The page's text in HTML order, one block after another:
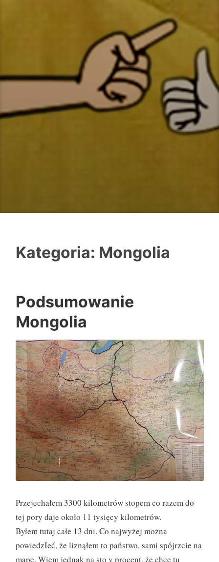
Kategoria: Mongolia
Podsumowanie
Mongolia
Przejechałem 3300 kilometrów stopem co razem do
tej pory daje około 11 tysięcy kilometrów.
Byłem tutaj całe 13 dni. Co najwyżej można
powiedzIeć, że liznąłem to państwo, sami spójrzcie na
mapę. Wiem jednak na sto v procent, że chcę tu